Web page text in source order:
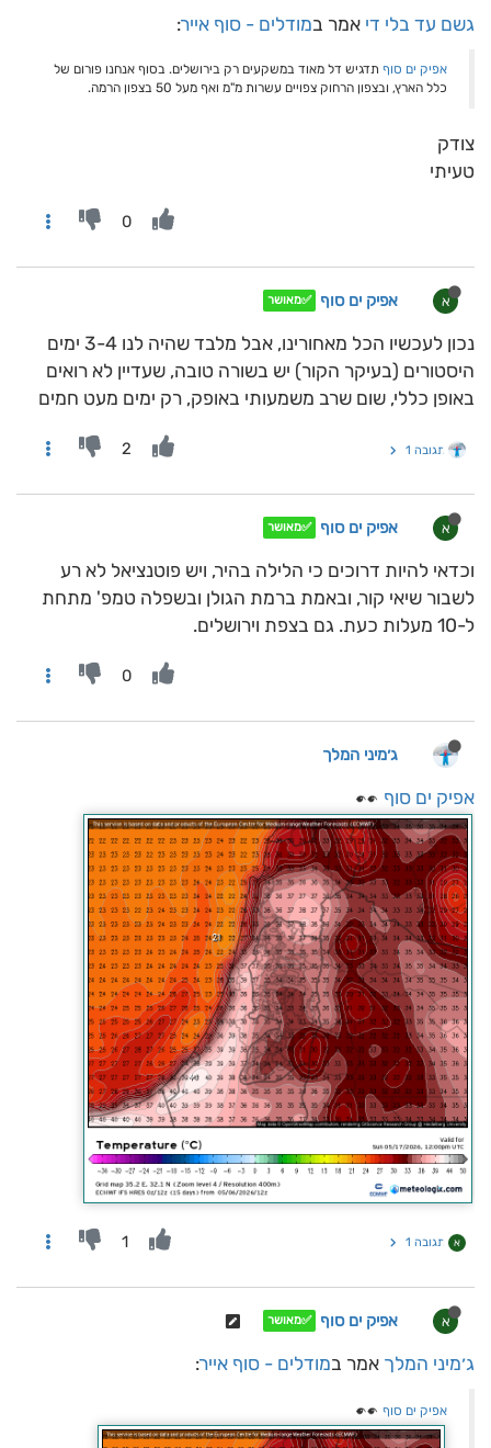
גשם עד בלי די אמר במודלים - סוף אייר:
אפיק ים סוף תדגיש דל מאוד במשקעים רק בירושלים. בסוף אנחנו פורום של
כלל הארץ, ובצפון הרחוק צפויים עשרות מ"מ ואף מעל 50 בצפון הרמה.
צודק
טעיתי
0
א אפיק ים סוף ✅מאושר
נכון לעכשיו הכל מאחורינו, אבל מלבד שהיה לנו 3-4 ימים
היסטורים (בעיקר הקור) יש בשורה טובה, שעדיין לא רואים
באופן כללי, שום שרב משמעותי באופק, רק ימים מעט חמים
תגובה 1 2
א אפיק ים סוף ✅מאושר
וכדאי להיות דרוכים כי הלילה בהיר, ויש פוטנציאל לא רע
לשבור שיאי קור, ובאמת ברמת הגולן ובשפלה טמפ' מתחת
ל-10 מעלות כעת. גם בצפת וירושלים.
0
ג׳מיני המלך
אפיק ים סוף
א תגובה 1 1
א אפיק ים סוף ✅מאושר
ג׳מיני המלך אמר במודלים - סוף אייר:
אפיק ים סוף